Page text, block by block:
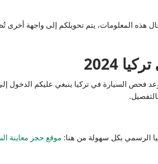
هذه المعلومات، يتم تحويلكم إلى واجهة
2024
فحص السيارة في تركيا ينبغي عليكم الدخول
الرسمي بكل سهولة من هنا: موقع حجز معاينة